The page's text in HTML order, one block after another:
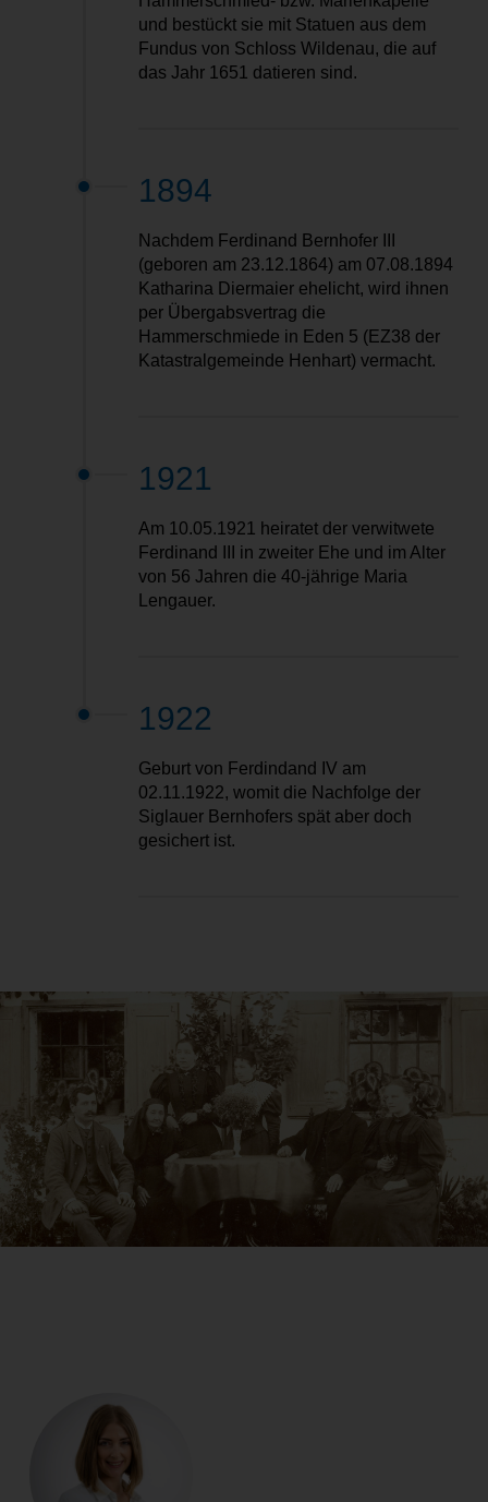
und bestückt sie mit Statuen aus dem
Fundus von Schloss Wildenau, die auf
das Jahr 1651 datieren sind.
1894
Nachdem Ferdinand Bernhofer III
(geboren am 23.12.1864) am 07.08.1894
Katharina Diermaier ehelicht, wird ihnen
per Übergabsvertrag die
Hammerschmiede in Eden 5 (EZ38 der
Katastralgemeinde Henhart) vermacht.
1921
Am 10.05.1921 heiratet der verwitwete
Ferdinand III in zweiter Ehe und im Alter
von 56 Jahren die 40-jährige Maria
Lengauer.
1922
Geburt von Ferdindand IV am
02.11.1922, womit die Nachfolge der
Siglauer Bernhofers spät aber doch
gesichert ist.